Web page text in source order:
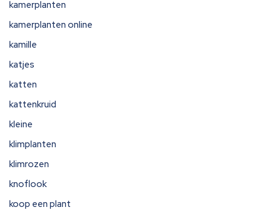
kamerplanten
kamerplanten online
kamille
katjes
katten
kattenkruid
kleine
klimplanten
klimrozen
knoflook
koop een plant